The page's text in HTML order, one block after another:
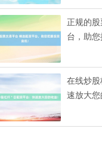
正规的
台，助您
在线炒
速放大您